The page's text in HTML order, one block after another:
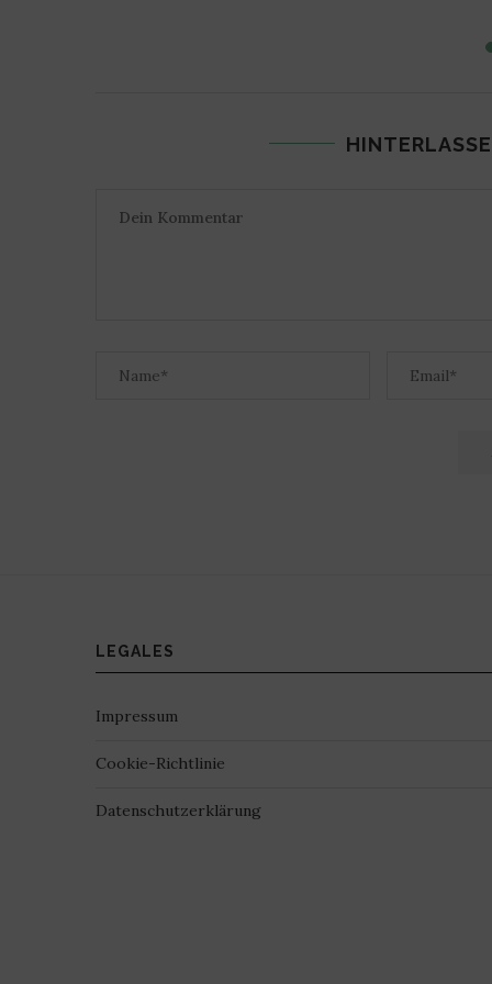
LEGALES
Impressum
Cookie-Richtlinie
Datenschutzerklärung